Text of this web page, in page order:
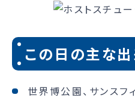
この日の主な
世界博公園、サンスフ